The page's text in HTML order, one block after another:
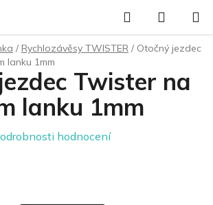
Hledat
KOŠÍK
/ Rychlozávěsy TWISTER / Otočný jezdec
lanku 1mm
Twister na
lanku 1mm
hodnocení